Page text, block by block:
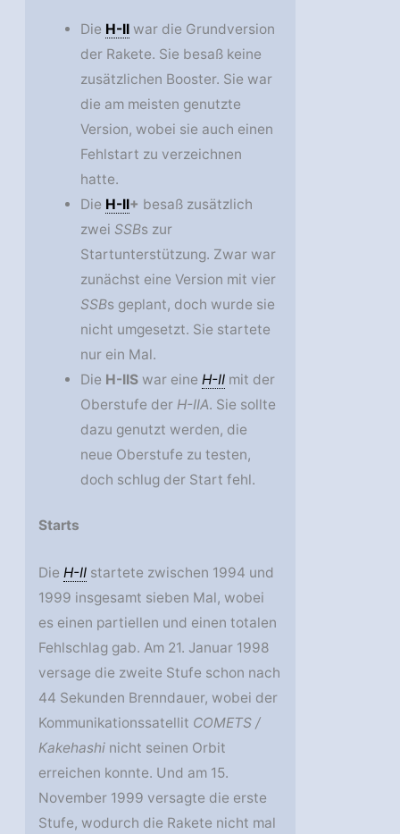
Die H-IIwar die Grundversion
der Rakete. Sie besaß keine
zusätzlichen Booster. Sie war
die am meisten genutzte
Version, wobei sie auch einen
Fehlstart zu verzeichnen
hatte.
Die H-II+ besaß zusätzlich
zwei SSBs zur
Startunterstützung. Zwar war
zunächst eine Version mit vier
SSBs geplant, doch wurde sie
nicht umgesetzt. Sie startete
nur ein Mal.
Die H-IISwar eine H-IImit der
Oberstufe der H-IIA. Sie sollte
dazu genutzt werden, die
neue Oberstufe zu testen,
doch schlug der Start fehl.
Starts
DieH-II startete zwischen 1994 und
1999 insgesamt sieben Mal, wobei
es einen partiellen und einen totalen
Fehlschlag gab. Am 21. Januar 1998
versage die zweite Stufe schon nach
44 Sekunden Brenndauer, wobei der
Kommunikationssatellit COMETS /
Kakehashi nicht seinen Orbit
erreichen konnte. Und am 15.
November 1999 versagte die erste
Stufe, wodurch die Rakete nicht mal